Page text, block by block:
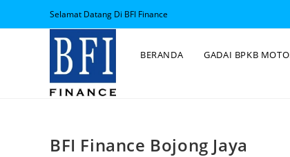
Selamat Datang Di BFI Finance
BERANDA GADAI BPKB
BFI Finance Bojong Jaya